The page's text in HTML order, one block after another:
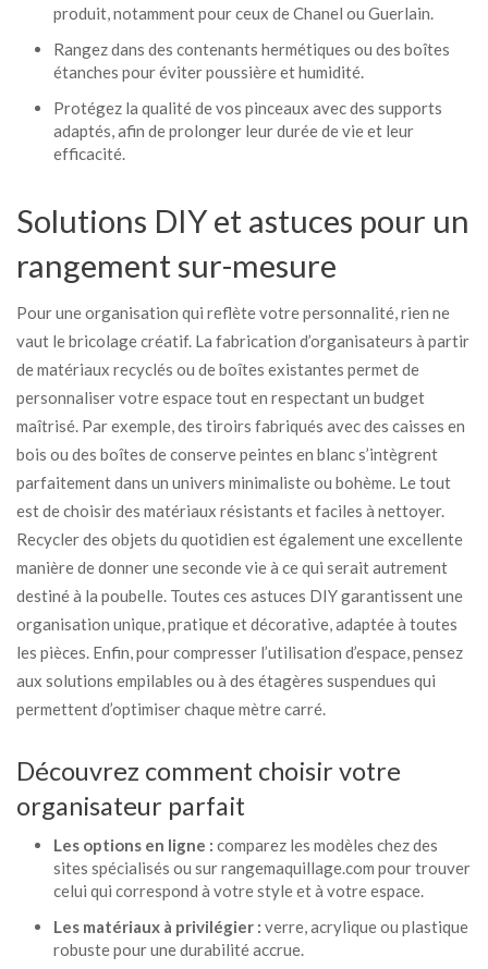
produit, notamment pour ceux de Chanel ou Guerlain.
Rangez dans des contenants hermétiques ou des boîtes
étanches pour éviter poussière et humidité.
Protégez la qualité de vos pinceaux avec des supports
adaptés, afin de prolonger leur durée de vie et leur
efficacité.
Solutions DIY et astuces pour un
rangement sur-mesure
Pour une organisation qui reflète votre personnalité, rien ne
vaut le bricolage créatif. La fabrication d’organisateurs à partir
de matériaux recyclés ou de boîtes existantes permet de
personnaliser votre espace tout en respectant un budget
maîtrisé. Par exemple, des tiroirs fabriqués avec des caisses en
bois ou des boîtes de conserve peintes en blanc s’intègrent
parfaitement dans un univers minimaliste ou bohème. Le tout
est de choisir des matériaux résistants et faciles à nettoyer.
Recycler des objets du quotidien est également une excellente
manière de donner une seconde vie à ce qui serait autrement
destiné à la poubelle. Toutes ces astuces DIY garantissent une
organisation unique, pratique et décorative, adaptée à toutes
les pièces. Enfin, pour compresser l’utilisation d’espace, pensez
aux solutions empilables ou à des étagères suspendues qui
permettent d’optimiser chaque mètre carré.
Découvrez comment choisir votre
organisateur parfait
Les options en ligne : comparez les modèles chez des
sites spécialisés ou surrangemaquillage.com pour trouver
celui qui correspond à votre style et à votre espace.
Les matériaux à privilégier : verre, acrylique ou plastique
robuste pour une durabilité accrue.